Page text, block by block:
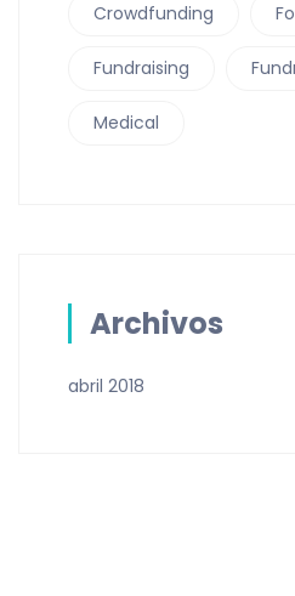
Crowdfunding
Fundraising
Medical
Archivos
abril 2018